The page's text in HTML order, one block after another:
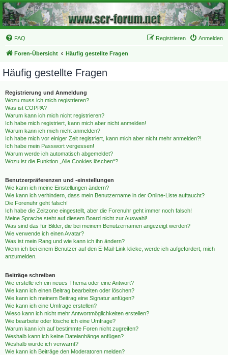
FAQ Anmelden
Registrieren
Foren-Übersicht Häufig gestellte Fragen
Häufig gestellte Fragen
Registrierung und Anmeldung
Wozu muss ich mich registrieren?
Was ist COPPA?
Warum kann ich mich nicht registrieren?
Ich habe mich registriert, kann mich aber nicht anmelden!
Warum kann ich mich nicht anmelden?
Ich habe mich vor einiger Zeit registriert, kann mich aber nicht mehr anmelden?!
Ich habe mein Passwort vergessen!
Warum werde ich automatisch abgemeldet?
Wozu ist die Funktion „Alle Cookies löschen“?
Benutzerpräferenzen und -einstellungen
Wie kann ich meine Einstellungen ändern?
Wie kann ich verhindern, dass mein Benutzername in der Online-Liste auftaucht?
Die Forenuhr geht falsch!
Ich habe die Zeitzone eingestellt, aber die Forenuhr geht immer noch falsch!
Meine Sprache steht auf diesem Board nicht zur Auswahl!
Was sind das für Bilder, die bei meinem Benutzernamen angezeigt werden?
Wie verwende ich einen Avatar?
Was ist mein Rang und wie kann ich ihn ändern?
Wenn ich bei einem Benutzer auf den E-Mail-Link klicke, werde ich aufgefordert, mich
anzumelden.
Beiträge schreiben
Wie erstelle ich ein neues Thema oder eine Antwort?
Wie kann ich einen Beitrag bearbeiten oder löschen?
Wie kann ich meinem Beitrag eine Signatur anfügen?
Wie kann ich eine Umfrage erstellen?
Wieso kann ich nicht mehr Antwortmöglichkeiten erstellen?
Wie bearbeite oder lösche ich eine Umfrage?
Warum kann ich auf bestimmte Foren nicht zugreifen?
Weshalb kann ich keine Dateianhänge anfügen?
Weshalb wurde ich verwarnt?
Wie kann ich Beiträge den Moderatoren melden?